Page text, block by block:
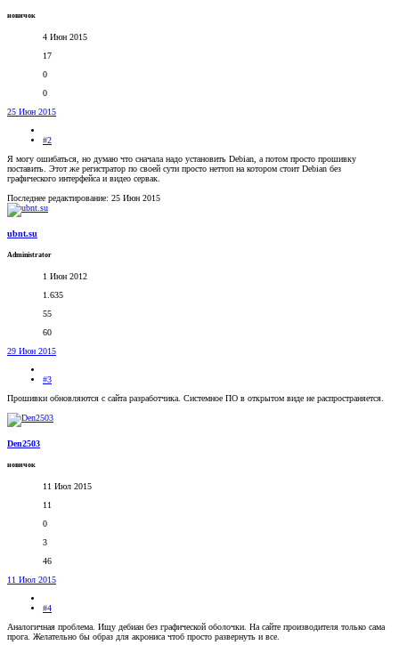
новичок
4 Июн 2015
17
0
0
25 Июн 2015
#2
Я могу ошибаться, но думаю что сначала надо установить Debian, а потом просто прошивку
поставить. Этот же регистратор по своей сути просто неттоп на котором стоит Debian без
графического интерфейса и видео сервак.
Последнее редактирование: 25 Июн 2015
ubnt.su
Administrator
1 Июн 2012
1.635
55
60
29 Июн 2015
#3
Прошивки обновляются с сайта разработчика. Системное ПО в открытом виде не распространяется.
Den2503
новичок
11 Июл 2015
11
0
3
46
11 Июл 2015
#4
Аналогичная проблема. Ищу дебиан без графической оболочки. На сайте производителя только сама
прога. Желательно бы образ для акрониса чтоб просто развернуть и все.